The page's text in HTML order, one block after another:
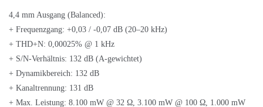
4,4 mm Ausgang (Balanced):
+ Frequenzgang: +0,03 / -0,07 dB (20–20 kHz)
+ THD+N: 0,00025% @ 1 kHz
+ S/N-Verhältnis: 132 dB (A-gewichtet)
+ Dynamikbereich: 132 dB
+ Kanaltrennung: 131 dB
+ Max. Leistung: 8.100 mW @ 32 Ω, 3.100 mW @ 100 Ω, 1.000 mW